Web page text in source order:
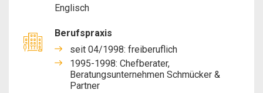
Englisch
Berufspraxis
seit 04/1998: freiberuflich
1995-1998: Chefberater,
Beratungsunternehmen Schmücker &
Partner